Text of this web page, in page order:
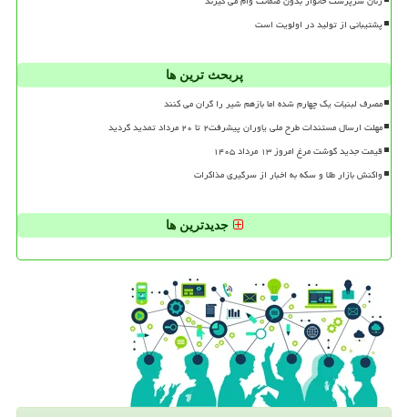
پشتیبانی از تولید در اولویت است
پربحث ترین ها
مصرف لبنیات یک چهارم شده اما بازهم شیر را گران می کنند
مهلت ارسال مستندات طرح ملی یاوران پیشرفت۲ تا ۲۰ مرداد تمدید گردید
قیمت جدید گوشت مرغ امروز ۱۳ مرداد ۱۴۰۵
واکنش بازار طلا و سکه به اخبار از سرگیری مذاکرات
جدیدترین ها